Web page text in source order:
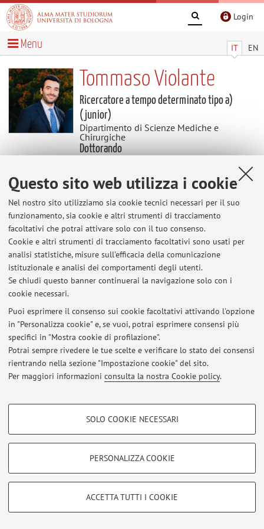
Questo sito web utilizza i cookie
Nel nostro sito utilizziamo sia cookie tecnici necessari per il suo
funzionamento, sia cookie e altri strumenti di tracciamento
facoltativi che potrai attivare solo con il tuo consenso.
Cookie e altri strumenti di tracciamento facoltativi sono usati per
analisi statistiche, misure sull'efficacia della comunicazione
istituzionale e analisi dei comportamenti degli utenti.
Se chiudi questo banner continuerai la navigazione solo con i
cookie necessari.
Puoi esprimere il consenso sui cookie facoltativi attivando l'opzione
in "Personalizza cookie" e, se vuoi, potrai esprimere consensi più
specifici in "Mostra cookie di profilazione".
Potrai sempre rivedere le tue scelte e verificare lo stato dei consensi
rientrando nella sezione "Impostazione cookie" del sito.
Per maggiori informazioni consulta la nostra Cookie policy.
COOKIE DI PROFILAZIONE - FACOLTATIVI
COOKIE TECNICI - NECESSARI
Si tratta di cookie tecnici utilizzati, a titolo esemplificativo, per il corretto
SOLO COOKIE NECESSARI
PERSONALIZZA COOKIE
ACCETTA TUTTI I COOKIE
Login
IT EN
Menu
Tommaso Violante
Ricercatore a tempo determinato tipo a)
(junior)
Dipartimento di Scienze Mediche e
Chirurgiche
Dottorando
Settore scientifico disciplinare: MED/18
CHIRURGIA GENERALE
Avvisi
Al momento non sono presenti avvisi.
Area riservata
Accedi tramiteloginper gestire tutti i contenuti del sito.
© 2026 - ALMA MATER STUDIORUM - Università di Bologna - Via
Zamboni, 33 - 40126 Bologna - Partita IVA: 01131710376